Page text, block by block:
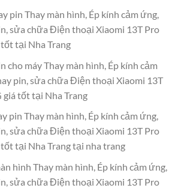
pin Thay màn hình, Ép kính cảm ứng,
sửa chữa Điện thoại Xiaomi 13T Pro
tốt tại Nha Trang
cho máy Thay màn hình, Ép kính cảm
pin, sửa chữa Điện thoại Xiaomi 13T
giá tốt tại Nha Trang
pin Thay màn hình, Ép kính cảm ứng,
sửa chữa Điện thoại Xiaomi 13T Pro
tốt tại Nha Trang tại nha trang
hình Thay màn hình, Ép kính cảm ứng,
sửa chữa Điện thoại Xiaomi 13T Pro